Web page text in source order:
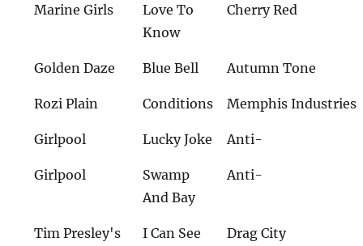
Marine Girls
Love To
Know
Cherry Red
Golden Daze Blue Bell Autumn Tone
Rozi Plain Conditions Memphis Industries
Girlpool Lucky Joke Anti-
Girlpool
Swamp
And Bay
Anti-
Tim Presley's
I Can See
Drag City